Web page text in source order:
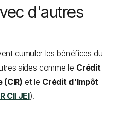
d'autres
cumuler les bénéfices du
aides comme le Crédit
et le Crédit d'Impôt
CII JEI).